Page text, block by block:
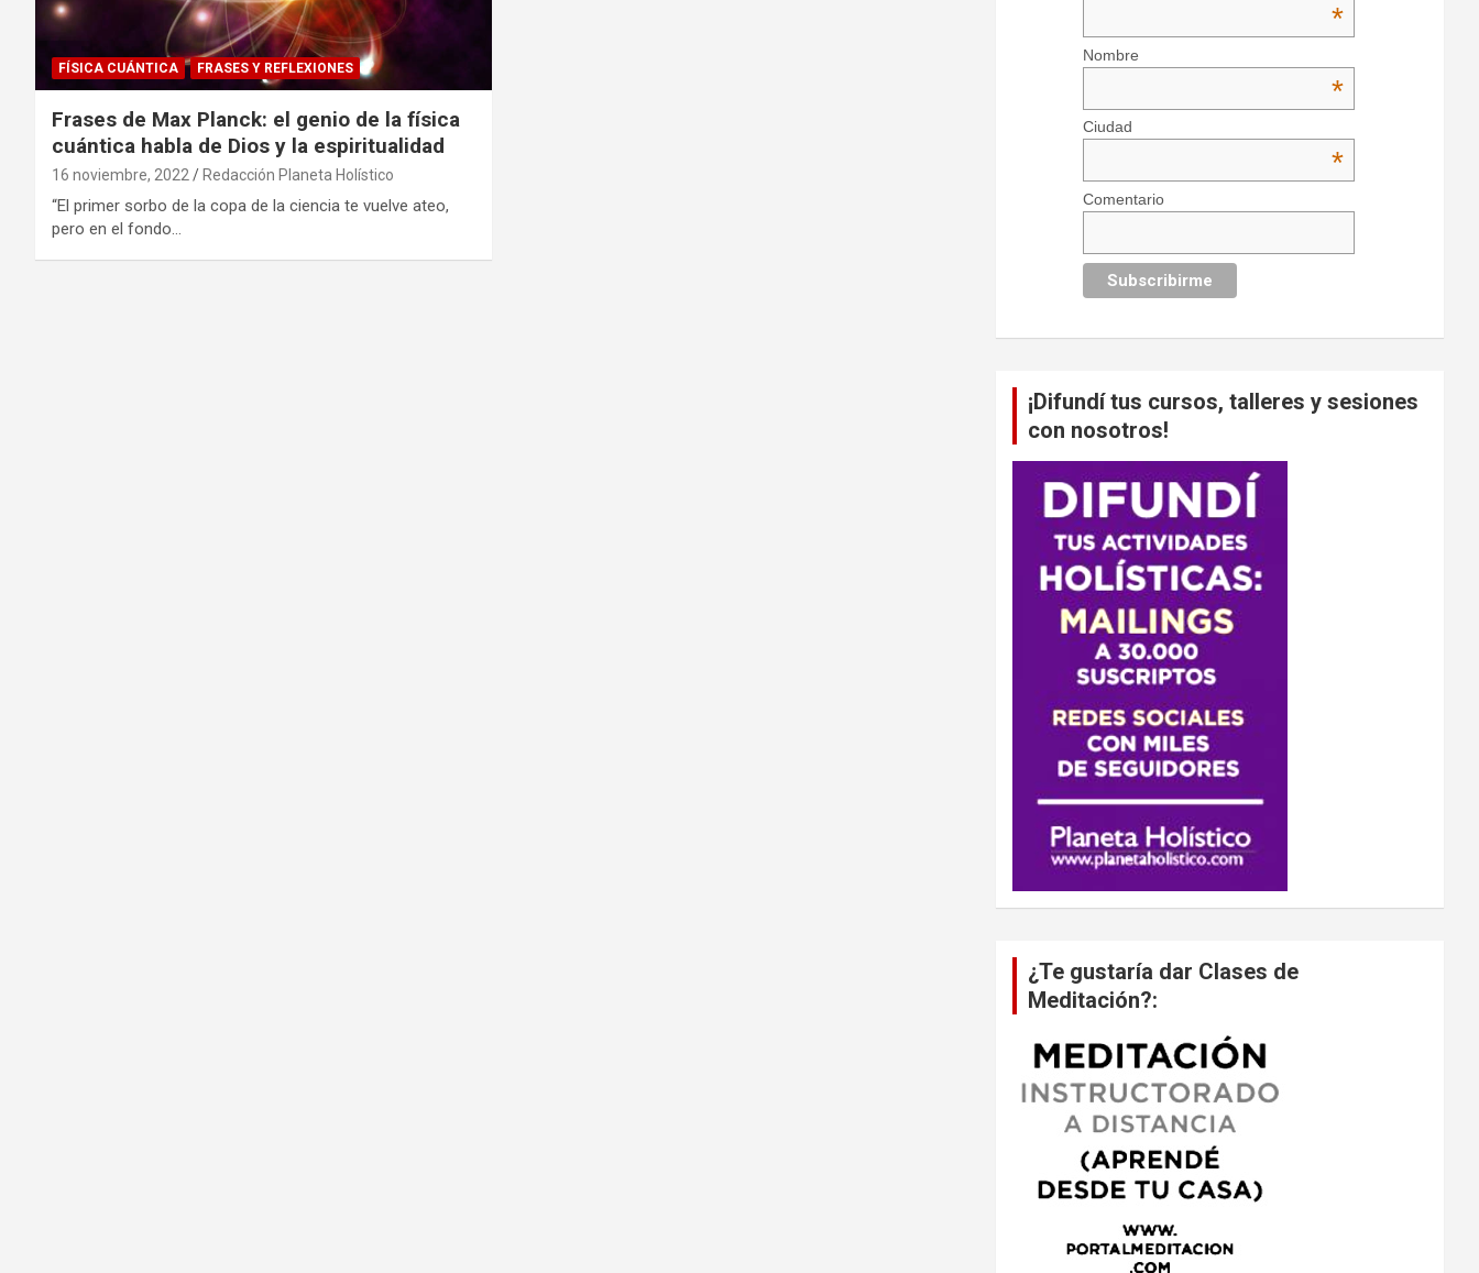
FÍSICA CUÁNTICA FRASES Y REFLEXIONES
Frases de Max Planck: el genio de la física
cuántica habla de Dios y la espiritualidad
16 noviembre, 2022 Redacción Planeta Holístico
“El primer sorbo de la copa de la ciencia te vuelve ateo,
pero en el fondo…
*
Nombre
*
Ciudad
*
Comentario
¡Difundí tus cursos, talleres y sesiones
con nosotros!
¿Te gustaría dar Clases de
Meditación?: